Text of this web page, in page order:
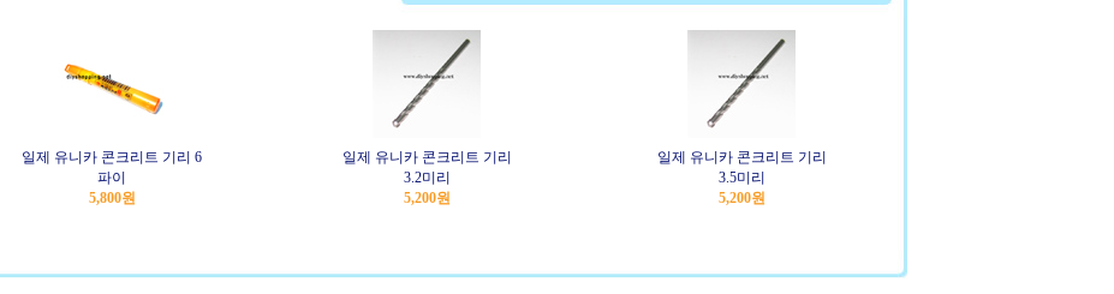
일제 유니카 콘크리트 기리 6
파이
5,800원
일제 유니카 콘크리트 기리
3.2미리
5,200원
일제 유니카 콘크리트 기리
3.5미리
5,200원